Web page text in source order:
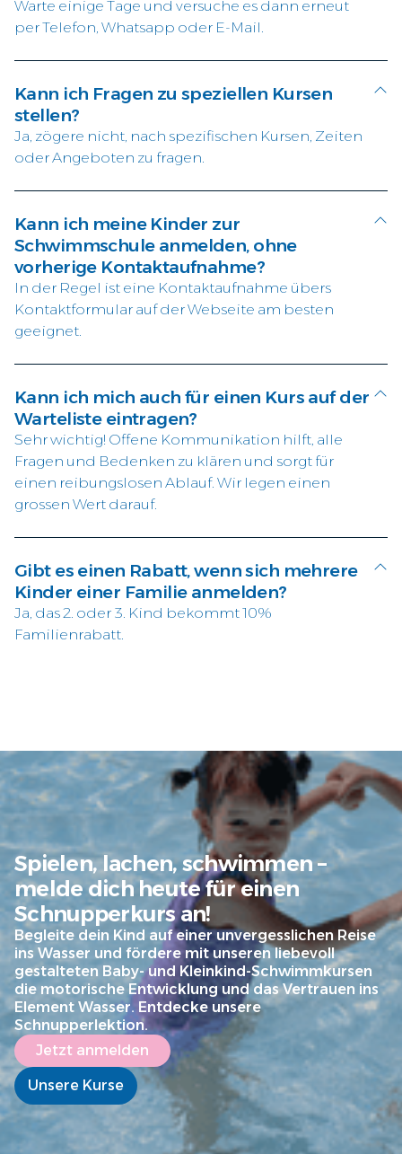
Warte einige Tage und versuche es dann erneut
per Telefon, Whatsapp oder E-Mail.
Kann ich Fragen zu speziellen Kursen
stellen?
Ja, zögere nicht, nach spezifischen Kursen, Zeiten
oder Angeboten zu fragen.
Kann ich meine Kinder zur
Schwimmschule anmelden, ohne
vorherige Kontaktaufnahme?
In der Regel ist eine Kontaktaufnahme übers
Kontaktformular auf der Webseite am besten
geeignet.
Kann ich mich auch für einen Kurs auf der
Warteliste eintragen?
Sehr wichtig! Offene Kommunikation hilft, alle
Fragen und Bedenken zu klären und sorgt für
einen reibungslosen Ablauf. Wir legen einen
grossen Wert darauf.
Gibt es einen Rabatt, wenn sich mehrere
Kinder einer Familie anmelden?
Ja, das 2. oder 3. Kind bekommt 10%
Familienrabatt.
Spielen, lachen, schwimmen –
melde dich heute für einen
Schnupperkurs an!
Begleite dein Kind auf einer unvergesslichen Reise
ins Wasser und fördere mit unseren liebevoll
gestalteten Baby- und Kleinkind-Schwimmkursen
die motorische Entwicklung und das Vertrauen ins
Element Wasser. Entdecke unsere
Schnupperlektion.
Jetzt anmelden
Unsere Kurse